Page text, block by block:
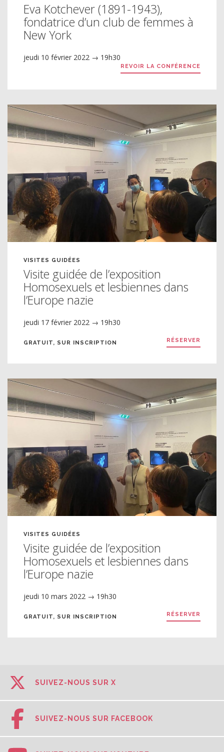
Eva Kotchever (1891-1943),
fondatrice d’un club de femmes à
New York
jeudi 10 février 2022 → 19h30
REVOIR LA CONFÉRENCE
VISITES GUIDÉES
Visite guidée de l’exposition
Homosexuels et lesbiennes dans
l’Europe nazie
jeudi 17 février 2022 → 19h30
GRATUIT, SUR INSCRIPTION RÉSERVER
VISITES GUIDÉES
Visite guidée de l’exposition
Homosexuels et lesbiennes dans
l’Europe nazie
jeudi 10 mars 2022 → 19h30
GRATUIT, SUR INSCRIPTION RÉSERVER
SUIVEZ-NOUS SUR X
SUIVEZ-NOUS SUR FACEBOOK